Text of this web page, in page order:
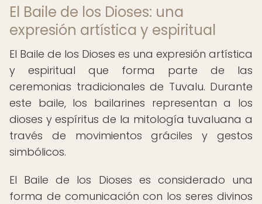
El Baile de los Dioses: una
expresión artística y espiritual
El Baile de los Dioses es una expresión artística
y espiritual que forma parte de las
ceremonias tradicionales de Tuvalu. Durante
este baile, los bailarines representan a los
dioses y espíritus de la mitología tuvaluana a
través de movimientos gráciles y gestos
simbólicos.
El Baile de los Dioses es considerado una
forma de comunicación con los seres divinos